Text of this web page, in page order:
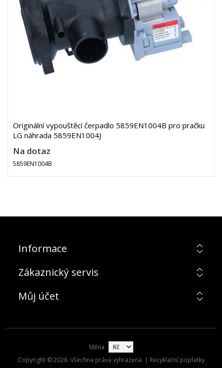
Originální vypouštěcí čerpadlo 5859EN1004B pro pračku
LG náhrada 5859EN1004J
Na dotaz
5859EN1004B
Informace
Zákaznický servis
Můj účet
Měna
Copyright © 2026. Všechna práva vyhrazena. | Recyklační poplatky